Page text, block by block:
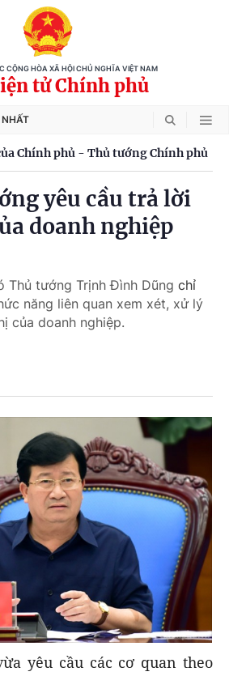
CỘNG HÒA XÃ HỘI CHỦ NGHĨA VIỆT NAM
tử Chính phủ
Chính phủ - Thủ tướng Chính phủ
yêu cầu trả lời
doanh nghiệp
Thủ tướng Trịnh Đình Dũng chỉ
năng liên quan xem xét, xử lý
của doanh nghiệp.
yêu cầu các cơ quan theo